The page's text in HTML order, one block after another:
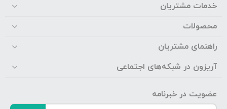
خدمات مشتریان
محصولات
راهنمای مشتریان
آریزون در شبکه‌های اجتماعی
عضویت در خبرنامه